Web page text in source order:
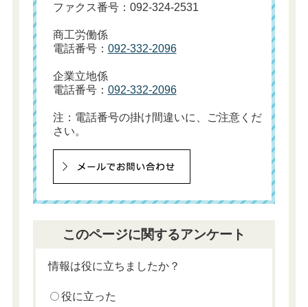
ファクス番号：092-324-2531
商工労働係
電話番号： 092-332-2096
企業立地係
電話番号： 092-332-2096
注：電話番号の掛け間違いに、ご注意くだ
さい。
このページに関するアンケート
情報は役に立ちましたか？
役に立った